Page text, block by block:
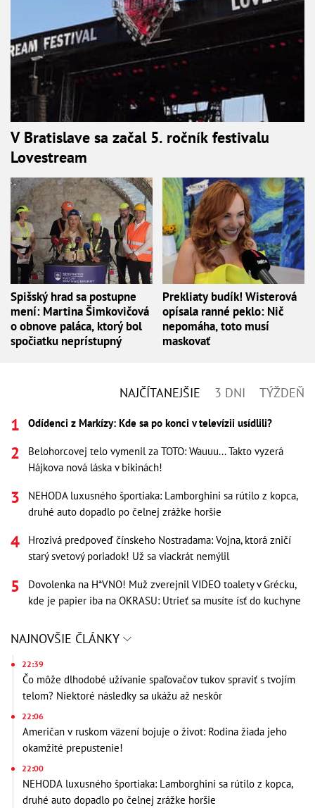
V Bratislave sa začal 5. ročník festivalu
Lovestream
Spišský hrad sa postupne
mení: Martina Šimkovičová
o obnove paláca, ktorý bol
spočiatku neprístupný
Prekliaty budík! Wisterová
opísala ranné peklo: Nič
nepomáha, toto musí
maskovať
NAJČÍTANEJŠIE 3 DNI TÝŽDEŇ
Odídenci z Markízy: Kde sa po konci v televízii usídlili?
Belohorcovej telo vymenil za TOTO: Wauuu... Takto vyzerá
Hájkova nová láska v bikinách!
NEHODA luxusného športiaka: Lamborghini sa rútilo z kopca,
druhé auto dopadlo po čelnej zrážke horšie
Hrozivá predpoveď čínskeho Nostradama: Vojna, ktorá zničí
starý svetový poriadok! Už sa viackrát nemýlil
Dovolenka na H*VNO! Muž zverejnil VIDEO toalety v Grécku,
kde je papier iba na OKRASU: Utrieť sa musíte ísť do kuchyne
NAJNOVŠIE ČLÁNKY
22:39
Čo môže dlhodobé užívanie spaľovačov tukov spraviť s tvojím
telom? Niektoré následky sa ukážu až neskôr
22:06
Američan v ruskom väzení bojuje o život: Rodina žiada jeho
okamžité prepustenie!
22:00
NEHODA luxusného športiaka: Lamborghini sa rútilo z kopca,
druhé auto dopadlo po čelnej zrážke horšie